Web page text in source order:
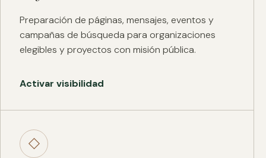
Preparación de páginas, mensajes, eventos y
campañas de búsqueda para organizaciones
elegibles y proyectos con misión pública.
Activar visibilidad
◇